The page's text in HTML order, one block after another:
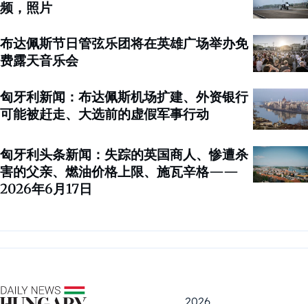
频，照片
布达佩斯节日管弦乐团将在英雄广场举办免
费露天音乐会
匈牙利新闻：布达佩斯机场扩建、外资银行
可能被赶走、大选前的虚假军事行动
匈牙利头条新闻：失踪的英国商人、惨遭杀
害的父亲、燃油价格上限、施瓦辛格——
2026年6月17日
2026